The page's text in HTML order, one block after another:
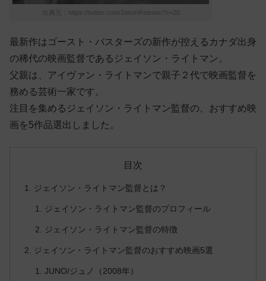
出典元：https://twitter.com/JasonReitman?s=20
最新作はゴースト・バスターズの新作が控えるカナダ出身
の稀代の映画監督であるジェイソン・ライトマン。
父親は、アイヴァン・ライトマンで親子２代で映画監督を
務める芸術一家です。
注目を集めるジェイソン・ライトマン監督の、おすすめ映
画を5作品選出しました。
目次
ジェイソン・ライトマン監督とは？
ジェイソン・ライトマン監督のプロフィール
ジェイソン・ライトマン監督の特徴
ジェイソン・ライトマン監督のおすすめ映画5選
JUNO/ジュノ（2008年）